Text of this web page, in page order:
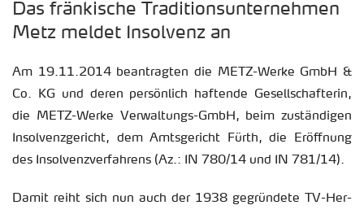
Das frän­ki­sche Tra­di­ti­ons­un­ter­neh­men
Metz mel­det In­sol­venz an
Am 19.11.2014 be­an­trag­ten die METZ-Werke GmbH &
Co. KG und deren per­sön­lich haf­ten­de Ge­sell­schaf­te­rin,
die METZ-Werke Ver­wal­tungs-GmbH, beim zu­stän­di­gen
In­sol­venz­ge­richt, dem Amts­ge­richt Fürth, die Er­öff­nung
des In­sol­venz­ver­fah­rens (Az.: IN 780/14 und IN 781/14).
Damit reiht sich nun auch der 1938 ge­grün­de­te TV-Her­